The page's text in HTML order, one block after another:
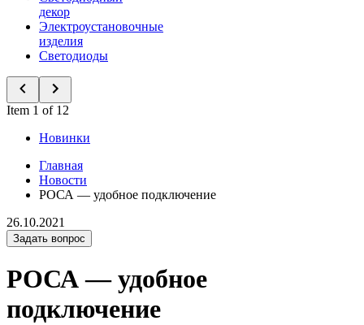
декор
Электроустановочные
изделия
Светодиоды
Item 1 of 12
Новинки
Главная
Новости
РОСА — удобное подключение
26.10.2021
Задать вопрос
РОСА — удобное
подключение